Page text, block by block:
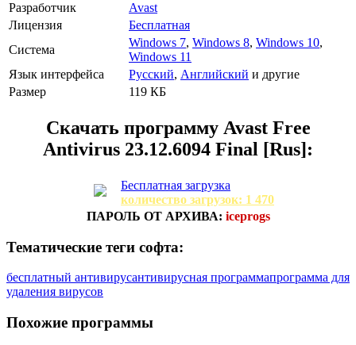
Разработчик
Avast
Лицензия
Бесплатная
Система
Windows 7, Windows 8, Windows 10,
Windows 11
Язык интерфейса
Русский, Английский и другие
Размер
119 КБ
Скачать программу Avast Free
Antivirus 23.12.6094 Final [Rus]:
Бесплатная загрузка
количество загрузок: 1 470
ПАРОЛЬ ОТ АРХИВА: iceprogs
Тематические теги софта:
бесплатный антивирусантивирусная программапрограмма для
удаления вирусов
Похожие программы